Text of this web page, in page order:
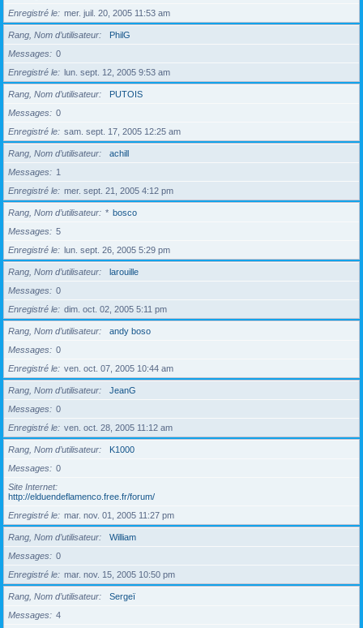
Enregistré le
mer. juil. 20, 2005 11:53 am
Rang, Nom d’utilisateur
PhilG
Messages
0
Enregistré le
lun. sept. 12, 2005 9:53 am
Rang, Nom d’utilisateur
PUTOIS
Messages
0
Enregistré le
sam. sept. 17, 2005 12:25 am
Rang, Nom d’utilisateur
achill
Messages
1
Enregistré le
mer. sept. 21, 2005 4:12 pm
Rang, Nom d’utilisateur * bosco
Messages
5
Enregistré le
lun. sept. 26, 2005 5:29 pm
Rang, Nom d’utilisateur
larouille
Messages
0
Enregistré le
dim. oct. 02, 2005 5:11 pm
Rang, Nom d’utilisateur
andy boso
Messages
0
Enregistré le
ven. oct. 07, 2005 10:44 am
Rang, Nom d’utilisateur
JeanG
Messages
0
Enregistré le
ven. oct. 28, 2005 11:12 am
Rang, Nom d’utilisateur
K1000
Messages
0
Site Internet
http://elduendeflamenco.free.fr/forum/
Enregistré le
mar. nov. 01, 2005 11:27 pm
Rang, Nom d’utilisateur
William
Messages
0
Enregistré le
mar. nov. 15, 2005 10:50 pm
Rang, Nom d’utilisateur
Sergeï
Messages
4